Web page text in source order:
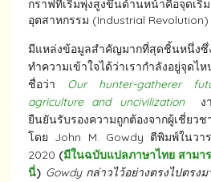
กราฟที่เริ่มพุ่งสูงขึ้นด้านหน้าคือจุดเริ่
อุตสาหกรรม (Industrial Revolution)
มีแหล่งข้อมูลสำคัญมากที่สุดชิ้นหนึ่ง
ทำความเข้าใจได้ว่าเรากำลังอยู่จุด
ชื่อว่า Our hunter-gatherer
agriculture and uncivilizationงาน
ยืนยันรับรองความถูกต้องจากผู้เชี่ยว
โดย John M. Gowdy ตีพิมพ์ในวา
2020 (มีในฉบับแปลภาษาไทย สามา
นี่) Gowdy กล่าวไว้อย่างตรงไปตรง